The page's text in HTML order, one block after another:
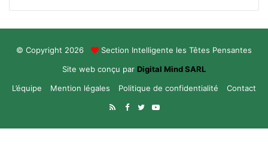
© Copyright 2026
Section Intelligente les Têtes Pensantes
Site web conçu par Digital Mind SARL
L’équipe
Mention légales Politique de confidentialité
Contact
RSSFacebook
TwitterYouTube